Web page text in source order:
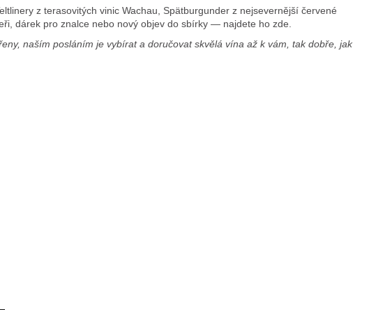
z terasovitých vinic Wachau, Spätburgunder z nejsevernější červené
dárek pro znalce nebo nový objev do sbírky — najdete ho zde.
naším posláním je vybírat a doručovat skvělá vína až k vám, tak dobře, jak